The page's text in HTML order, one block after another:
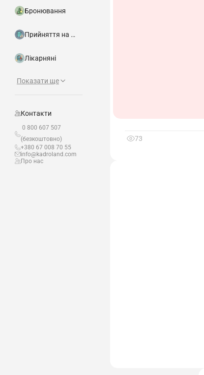
Бронювання
Прийняття на роботу
Лікарняні
Показати ще
Контакти
0 800 607 507
(безкоштовно)
+380 67 008 70 55
info@kadroland.com
Про нас
73